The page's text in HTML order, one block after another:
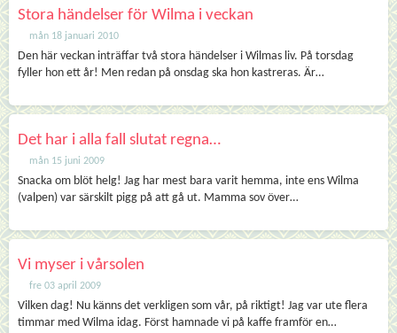
Stora händelser för Wilma i veckan
mån 18 januari 2010
Den här veckan inträffar två stora händelser i Wilmas liv. På torsdag
fyller hon ett år! Men redan på onsdag ska hon kastreras. Är…
Det har i alla fall slutat regna…
mån 15 juni 2009
Snacka om blöt helg! Jag har mest bara varit hemma, inte ens Wilma
(valpen) var särskilt pigg på att gå ut. Mamma sov över…
Vi myser i vårsolen
fre 03 april 2009
Vilken dag! Nu känns det verkligen som vår, på riktigt! Jag var ute flera
timmar med Wilma idag. Först hamnade vi på kaffe framför en…